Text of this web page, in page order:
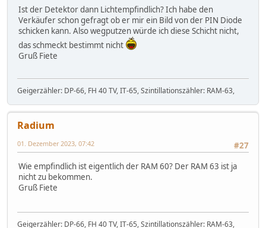
Ist der Detektor dann Lichtempfindlich? Ich habe den
Verkäufer schon gefragt ob er mir ein Bild von der PIN Diode
schicken kann. Also wegputzen würde ich diese Schicht nicht,
das schmeckt bestimmt nicht
Gruß Fiete
Geigerzähler: DP-66, FH 40 TV, IT-65, Szintillationszähler: RAM-63,
Radium
#27
01. Dezember 2023, 07:42
Wie empfindlich ist eigentlich der RAM 60? Der RAM 63 ist ja
nicht zu bekommen.
Gruß Fiete
Geigerzähler: DP-66, FH 40 TV, IT-65, Szintillationszähler: RAM-63,